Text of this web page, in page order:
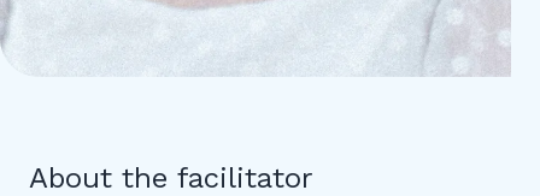
About the facilitator